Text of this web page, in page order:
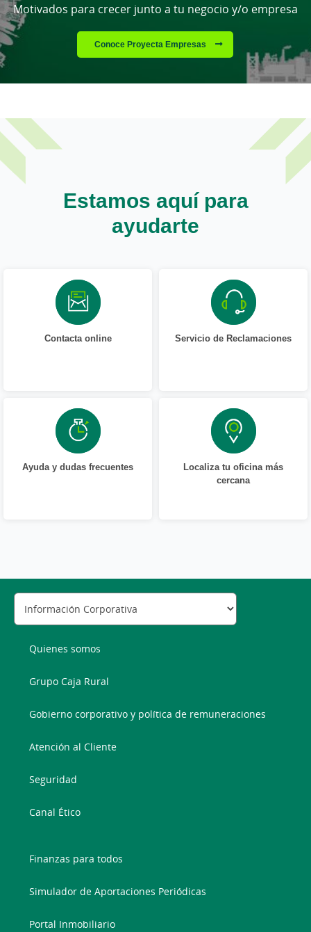
Motivados para crecer junto a tu negocio y/o empresa
Conoce Proyecta Empresas
Estamos aquí para
ayudarte
Contacta online Servicio de Reclamaciones
Ayuda y dudas frecuentes
Localiza tu oficina más
cercana
Quienes somos
Grupo Caja Rural
Gobierno corporativo y política de remuneraciones
Atención al Cliente
Seguridad
Canal Ético
Finanzas para todos
Simulador de Aportaciones Periódicas
Portal Inmobiliario